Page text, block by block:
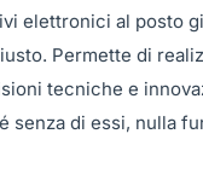
elettronici al posto
Permette di
tecniche e
senza di essi, nulla